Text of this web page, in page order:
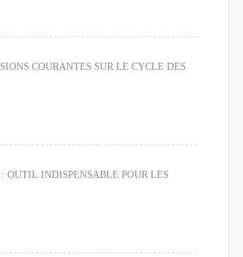
COURANTES SUR LE CYCLE DES
OUTIL INDISPENSABLE POUR LES